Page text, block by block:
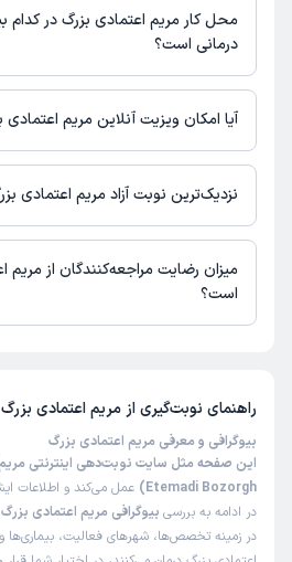
محل کار مریم اعتمادی بزرگ در کدام
درمانی است؟
اطلاعاتی درباره محل فعالیت مریم اعتمادی
نیست.
آیا امکان ویزیت آنلاین مریم
در حال حاضر اطلاعاتی درباره ارائه ویزیت
دسترس نیست. برای دریافت اطلاعات دقیق‌تر،
نزدیک‌ترین نوبت آزاد مریم اعتمادی
زمان نوبت‌دهی و پذیرش بیماران با
میزان رضایت مراجعه‌کنندگان از مریم
است؟
راهنمای نوبت‌گیری از مریم اعتمادی بزرگ
بیوگرافی و معرفی مریم اعتمادی بزرگ
Etemadi Bozorgh)
عمل می‌کند و اطلاعات
در ادامه به بررسی بیوگرافی مریم اعتمادی بزرگ
در زمینه تخصص‌ها، شهرهای فعالیت، بیماری‌ها و